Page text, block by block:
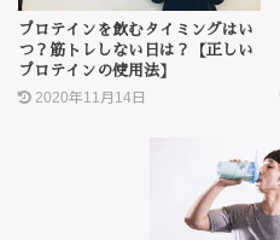
プロテインを飲むタイミングはい
つ？筋トレしない日は？【正しい
プロテインの使用法】
2020年11月14日